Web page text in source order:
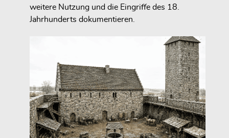
weitere Nutzung und die Eingriffe des 18.
Jahrhunderts dokumentieren.